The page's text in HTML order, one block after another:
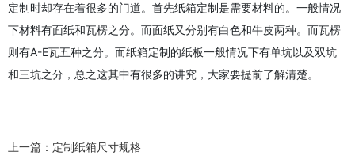
定制时却存在着很多的门道。首先纸箱定制是需要材料的。一般情况
下材料有面纸和瓦楞之分。而面纸又分别有白色和牛皮两种。而瓦楞
则有A-E瓦五种之分。而纸箱定制的纸板一般情况下有单坑以及双坑
和三坑之分，总之这其中有很多的讲究，大家要提前了解清楚。
上一篇： 定制纸箱尺寸规格